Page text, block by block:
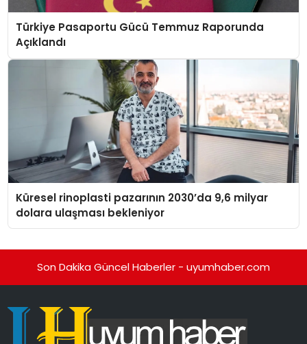
Türkiye Pasaportu Gücü Temmuz Raporunda
Açıklandı
Küresel rinoplasti pazarının 2030’da 9,6 milyar
dolara ulaşması bekleniyor
Son Dakika Güncel Haberler - uyumhaber.com